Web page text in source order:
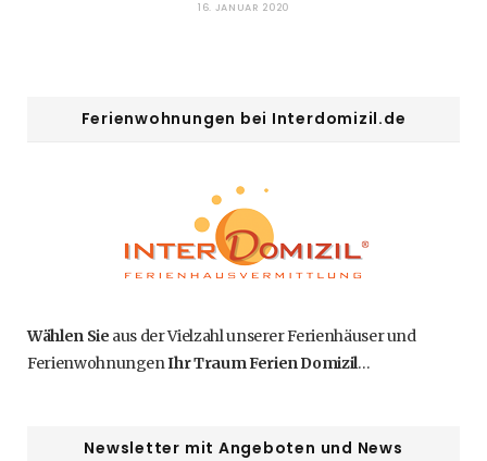
16. JANUAR 2020
Ferienwohnungen bei Interdomizil.de
Wählen Sie aus der Vielzahl unserer Ferienhäuser und
FerienwohnungenIhr Traum Ferien Domizil…
Newsletter mit Angeboten und News